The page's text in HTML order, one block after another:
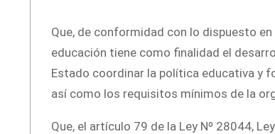
Que, de conformidad con lo dispuesto
educación tiene como finalidad el
Estado coordinar la política educativa y
así como los requisitos mínimos de la
Que, el artículo 79 de la Ley Nº 28044,